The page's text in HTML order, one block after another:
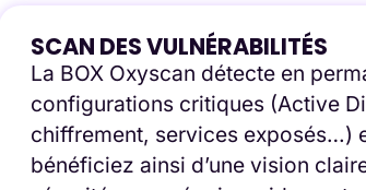
SCAN DES VULNÉRABILITÉS
La BOX Oxyscan détecte en
configurations critiques (Active
chiffrement, services exposés…)
bénéficiez ainsi d’une vision